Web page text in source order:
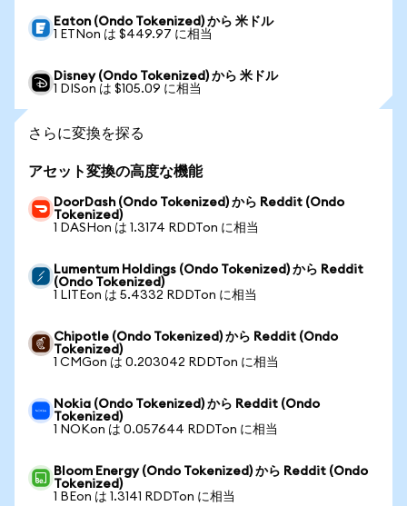
Eaton (Ondo Tokenized) から 米ドル
1 ETNon は $449.97 に相当
Disney (Ondo Tokenized) から 米ドル
1 DISon は $105.09 に相当
さらに変換を探る
アセット変換の高度な機能
DoorDash (Ondo Tokenized) から Reddit (Ondo
Tokenized)
1 DASHon は 1.3174 RDDTon に相当
Lumentum Holdings (Ondo Tokenized) から Reddit
(Ondo Tokenized)
1 LITEon は 5.4332 RDDTon に相当
Chipotle (Ondo Tokenized) から Reddit (Ondo
Tokenized)
1 CMGon は 0.203042 RDDTon に相当
Nokia (Ondo Tokenized) から Reddit (Ondo
Tokenized)
1 NOKon は 0.057644 RDDTon に相当
Bloom Energy (Ondo Tokenized) から Reddit (Ondo
Tokenized)
1 BEon は 1.3141 RDDTon に相当